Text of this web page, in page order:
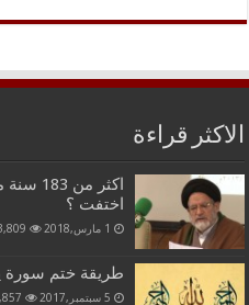
الاكثر قراءة
اكثر
اختفت ؟
1 مارس,2018
طريقة ختم سورة
5 سبتمبر,2017